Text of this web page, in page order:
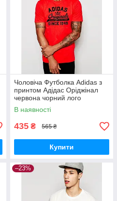
Чоловіча Футболка Adidas з
принтом Адідас Оріджінал
червона чорний лого
В наявності
435 ₴ 565 ₴
Купити
–23%